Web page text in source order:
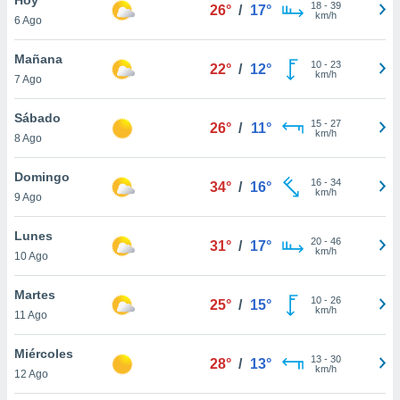
en
más
nuestra
de
cookies
aceptar
6 Ago
26° / 17° 18- 39
km/h
Mañana
7 Ago
22° / 12° 10- 23
km/h
Sábado
8 Ago
26° / 11° 15- 27
km/h
Domingo
9 Ago
34° / 16° 16- 34
km/h
Lunes
10 Ago
31° / 17° 20- 46
km/h
Martes
11 Ago
25° / 15° 10- 26
km/h
Miércoles
12 Ago
28° / 13° 13- 30
km/h